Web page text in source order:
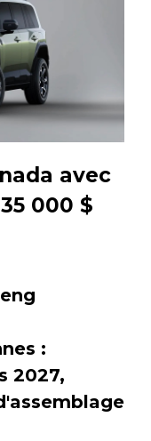
avec
000 $
:
2027,